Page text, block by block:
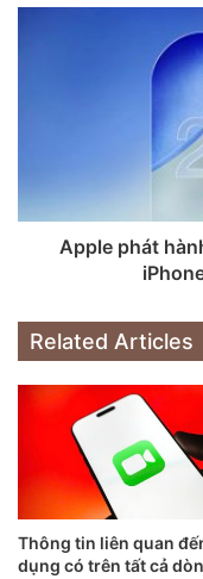
Nguồn: Pocket-link
Nguyên lý hoạt động
Center Stage
gốc” để có thể
thị.
Sau đó, hệ
/ AI) để nhận
dõi họ, tự động
Khi có thêm
Apple phát
Related Articles
Thông tin liên quan
dụng có trên tất cả